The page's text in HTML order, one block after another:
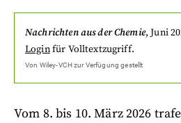
Nachrichten aus der Chemie,Juni
Loginfür Volltextzugriff.
Von Wiley-VCHzur Verfügung gestellt
Vom 8. bis 10. März 2026